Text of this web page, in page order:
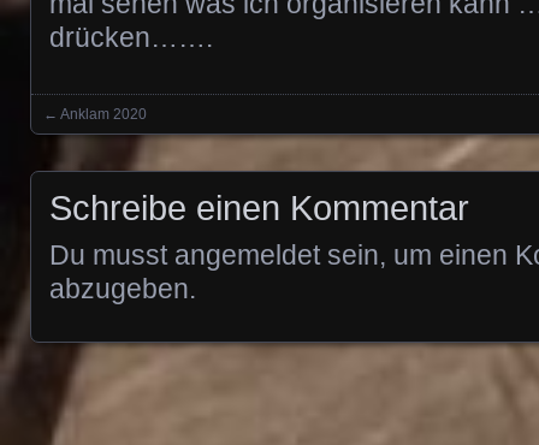
drücken…….
Posts navigation
← Anklam 2020
Schreibe einen Kommentar
Du musst angemeldetsein, um einen
abzugeben.